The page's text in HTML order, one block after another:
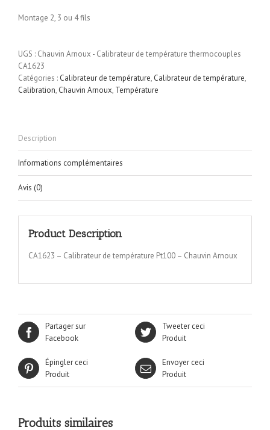
Montage 2, 3 ou 4 fils
UGS : Chauvin Arnoux - Calibrateur de température thermocouples
CA1623
Catégories : Calibrateur de température, Calibrateur de température,
Calibration, Chauvin Arnoux, Température
Description
Informations complémentaires
Avis (0)
Product Description
CA1623 – Calibrateur de température Pt100 – Chauvin Arnoux
Partager sur
Facebook
Tweeter ceci
Produit
Épingler ceci
Produit
Envoyer ceci
Produit
Produits similaires